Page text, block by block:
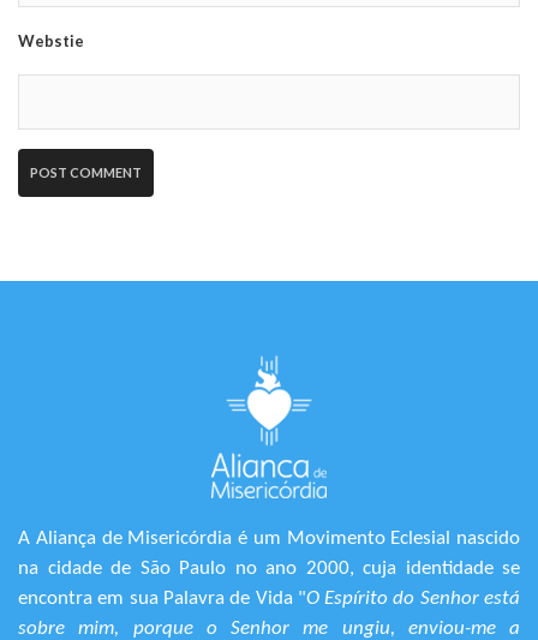
Webstie
A Aliança de Misericórdia é um Movimento Eclesial nascido
na cidade de São Paulo no ano 2000, cuja identidade se
encontra em sua Palavra de Vida "O Espírito do Senhor está
sobre mim, porque o Senhor me ungiu, enviou-me a